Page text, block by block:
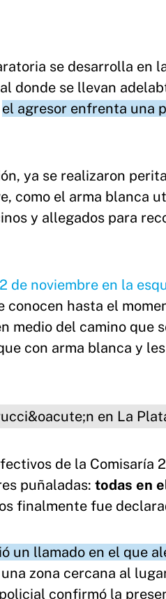
se desarrolla en
donde se llevan
el agresor enfrenta una
ya se realizaron
como el arma blanca
y allegados para
de noviembre en la
conocen hasta el
medio del camino que
con arma blanca y
de la Comisaría
puñaladas: todas en
finalmente fue
un llamado en el que
una zona cercana al
confirmó la